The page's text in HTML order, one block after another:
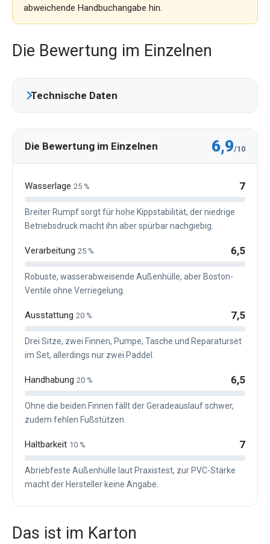
abweichende Handbuchangabe hin.
Die Bewertung im Einzelnen
Technische Daten
Die Bewertung im Einzelnen 6,9/10
Wasserlage 25 % 7
Breiter Rumpf sorgt für hohe Kippstabilität, der niedrige
Betriebsdruck macht ihn aber spürbar nachgiebig.
Verarbeitung 25 % 6,5
Robuste, wasserabweisende Außenhülle, aber Boston-
Ventile ohne Verriegelung.
Ausstattung 20 % 7,5
Drei Sitze, zwei Finnen, Pumpe, Tasche und Reparaturset
im Set, allerdings nur zwei Paddel.
Handhabung 20 % 6,5
Ohne die beiden Finnen fällt der Geradeauslauf schwer,
zudem fehlen Fußstützen.
Haltbarkeit 10 % 7
Abriebfeste Außenhülle laut Praxistest, zur PVC-Stärke
macht der Hersteller keine Angabe.
Das ist im Karton